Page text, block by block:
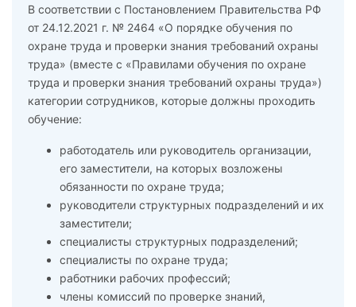
В соответствии с Постановлением Правительства РФ
от 24.12.2021 г. № 2464 «О порядке обучения по
охране труда и проверки знания требований охраны
труда» (вместе с «Правилами обучения по охране
труда и проверки знания требований охраны труда»)
категории сотрудников, которые должны проходить
обучение:
работодатель или руководитель организации,
его заместители, на которых возложены
обязанности по охране труда;
руководители структурных подразделений и их
заместители;
специалисты структурных подразделений;
специалисты по охране труда;
работники рабочих профессий;
члены комиссий по проверке знаний,